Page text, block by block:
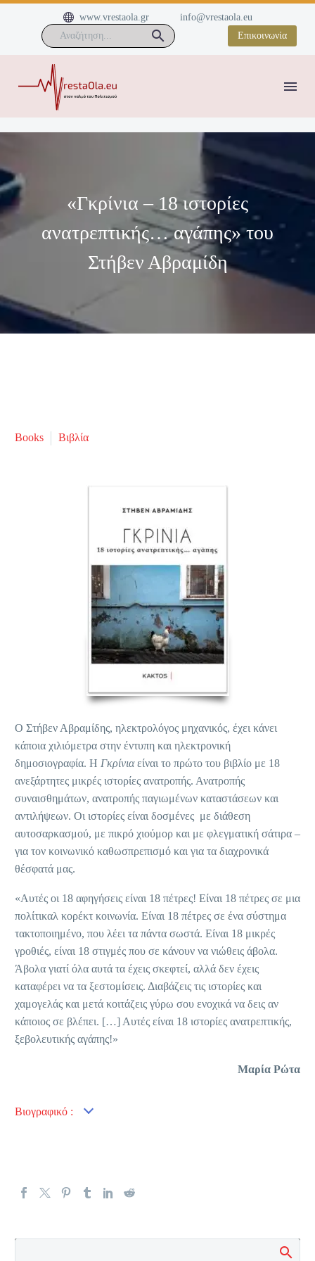

 www.vrestaola.gr
info@vrestaola.eu
Επικοινωνία
«Γκρίνια – 18 ιστορίες
ανατρεπτικής… αγάπης» του
Στήβεν Αβραμίδη
Books Βιβλία
Ο Στήβεν Αβραμίδης, ηλεκτρολόγος μηχανικός, έχει κάνει
κάποια χιλιόμετρα στην έντυπη και ηλεκτρονική
δημοσιογραφία. Η Γκρίνιαείναι το πρώτο του βιβλίο με 18
ανεξάρτητες μικρές ιστορίες ανατροπής. Ανατροπής
συναισθημάτων, ανατροπής παγιωμένων καταστάσεων και
αντιλήψεων. Οι ιστορίες είναι δοσμένες με διάθεση
αυτοσαρκασμού, με πικρό χιούμορ και με φλεγματική σάτιρα –
για τον κοινωνικό καθωσπρεπισμό και για τα διαχρονικά
θέσφατά μας.
«Αυτές οι 18 αφηγήσεις είναι 18 πέτρες! Είναι 18 πέτρες σε μια
πολίτικαλ κορέκτ κοινωνία. Είναι 18 πέτρες σε ένα σύστημα
τακτοποιημένο, που λέει τα πάντα σωστά. Είναι 18 μικρές
γροθιές, είναι 18 στιγμές που σε κάνουν να νιώθεις άβολα.
Άβολα γιατί όλα αυτά τα έχεις σκεφτεί, αλλά δεν έχεις
καταφέρει να τα ξεστομίσεις. Διαβάζεις τις ιστορίες και
χαμογελάς και μετά κοιτάζεις γύρω σου ενοχικά να δεις αν
κάποιος σε βλέπει. […] Αυτές είναι 18 ιστορίες ανατρεπτικής,
ξεβολευτικής αγάπης!»
Μαρία Ρώτα
Βιογραφικό :